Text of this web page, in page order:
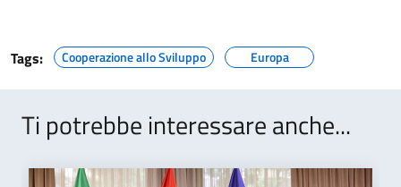
Tags: Cooperazione allo Sviluppo Europa
Ti potrebbe interessare anche...